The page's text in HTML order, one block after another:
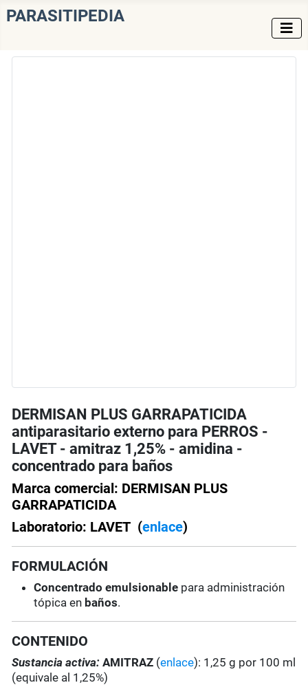
PARASITIPEDIA
DERMISAN PLUS GARRAPATICIDA
antiparasitario externo para PERROS -
LAVET - amitraz 1,25% - amidina -
concentrado para baños
Marca comercial: DERMISAN PLUS
GARRAPATICIDA
Laboratorio: LAVET (enlace)
FORMULACIÓN
Concentrado emulsionable para administración
tópica en baños.
CONTENIDO
Sustancia activa: AMITRAZ (enlace): 1,25 g por 100 ml
(equivale al 1,25%)